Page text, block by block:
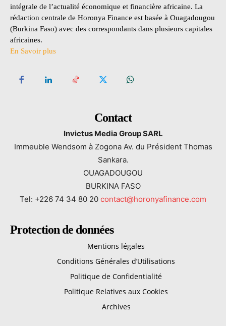
intégrale de l’actualité économique et financière africaine. La
rédaction centrale de Horonya Finance est basée à Ouagadougou
(Burkina Faso) avec des correspondants dans plusieurs capitales
africaines.
En Savoir plus
Contact
Invictus Media Group SARL
Immeuble Wendsom à Zogona Av. du Président Thomas
Sankara.
OUAGADOUGOU
BURKINA FASO
Tel: +226 74 34 80 20 contact@horonyafinance.com
Protection de données
Mentions légales
Conditions Générales d’Utilisations
Politique de Confidentialité
Politique Relatives aux Cookies
Archives